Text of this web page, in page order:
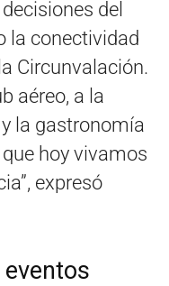
del
la conectividad
Circunvalación.
aéreo, a la
la gastronomía
hoy vivamos
expresó